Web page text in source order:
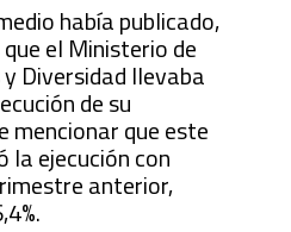
había publicado,
que el Ministerio de
Diversidad llevaba
de su
mencionar que este
la ejecución con
anterior,